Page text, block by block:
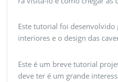
Este tutorial foi desenvolvido
interiores e o design das
Este é um breve tutorial
deve ter é um grande